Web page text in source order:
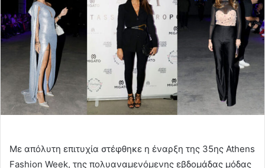
Με απόλυτη επιτυχία στέφθηκε η έναρξη της 35ης Athens
Fashion Week, της πολυαναμενόμενης εβδομάδας μόδας